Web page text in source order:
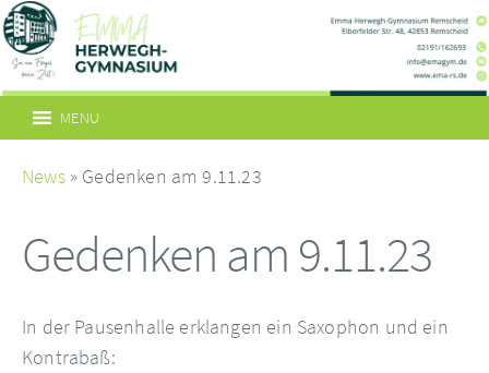
MENU
News» Gedenken am 9.11.23
Gedenken am 9.11.23
In der Pausenhalle erklangen ein Saxophon und ein
Kontrabaß: